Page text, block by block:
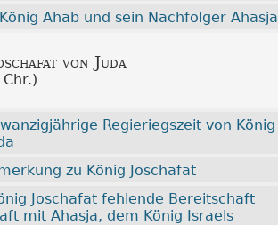
Ahab und sein Nachfolger Ahasja
von Juda
Regieriegszeit von König
zu König Joschafat
Joschafat fehlende Bereitschaft
mit Ahasja, dem König Israels